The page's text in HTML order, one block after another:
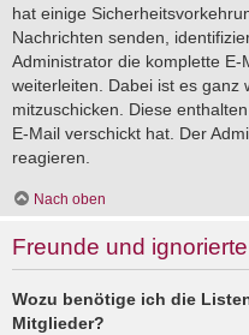
hat einige
Nachrichten senden,
Administrator die komplette E-
weiterleiten. Dabei ist es ganz
mitzuschicken. Diese
E-Mail verschickt hat. Der
reagieren.
Nach oben
Freunde und
Wozu benötige ich die
Mitglieder?